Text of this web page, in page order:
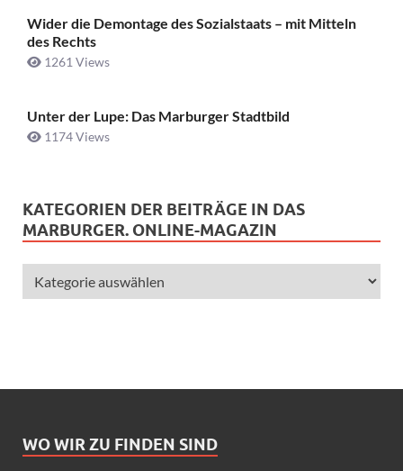
Wider die Demontage des Sozialstaats – mit Mitteln
des Rechts
1261 Views
Unter der Lupe: Das Marburger Stadtbild
1174 Views
KATEGORIEN DER BEITRÄGE IN DAS
MARBURGER. ONLINE-MAGAZIN
WO WIR ZU FINDEN SIND